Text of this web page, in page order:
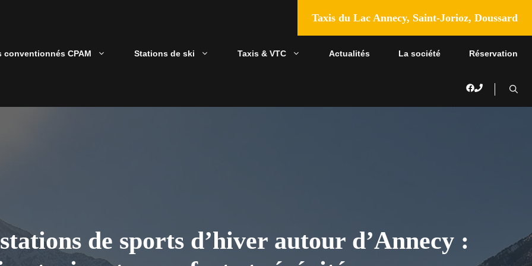
Taxis du Lac Annecy, Saint-Jorioz, Doussard
conventionnés CPAM Stations de ski Taxis & VTC Actualités La société Réservation
de sports d’hiver autour d’Annecy :